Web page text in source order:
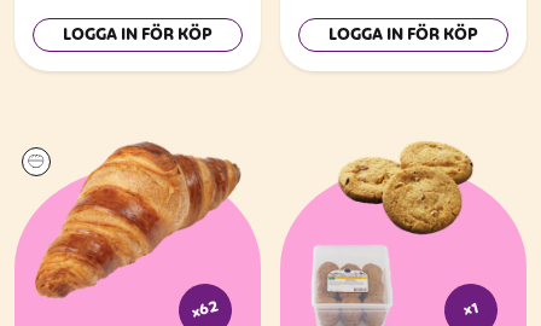
LOGGA IN FÖR KÖP LOGGA IN FÖR KÖP
x62 x1